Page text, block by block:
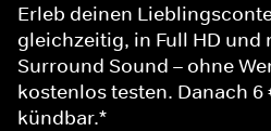
Erleb deinen
gleichzeitig, in Full HD und
Surround Sound – ohne
kostenlos testen. Danach
kündbar.*